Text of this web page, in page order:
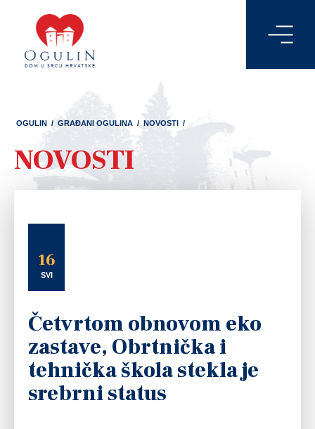
OGULIN / GRAĐANI OGULINA / NOVOSTI /
NOVOSTI
16
SVI
Četvrtom obnovom eko
zastave, Obrtnička i
tehnička škola stekla je
srebrni status